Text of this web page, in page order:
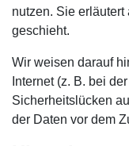
nutzen. Sie
geschieht.
Wir weisen darauf
Internet (z. B. bei
Sicherheitslücken
der Daten vor dem